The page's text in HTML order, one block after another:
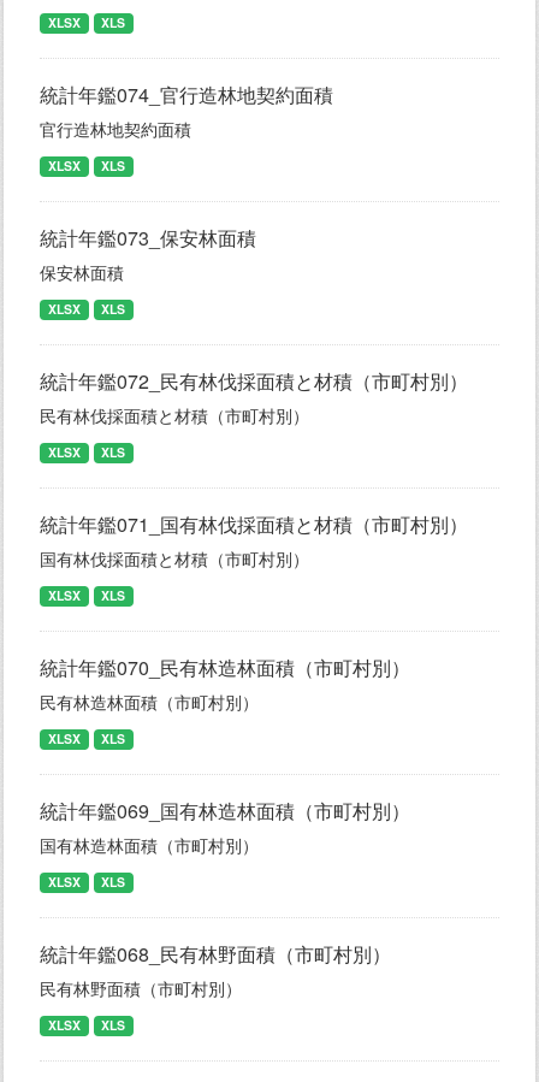
XLSX XLS
統計年鑑074_官行造林地契約面積
官行造林地契約面積
XLSX XLS
統計年鑑073_保安林面積
保安林面積
XLSX XLS
統計年鑑072_民有林伐採面積と材積（市町村別）
民有林伐採面積と材積（市町村別）
XLSX XLS
統計年鑑071_国有林伐採面積と材積（市町村別）
国有林伐採面積と材積（市町村別）
XLSX XLS
統計年鑑070_民有林造林面積（市町村別）
民有林造林面積（市町村別）
XLSX XLS
統計年鑑069_国有林造林面積（市町村別）
国有林造林面積（市町村別）
XLSX XLS
統計年鑑068_民有林野面積（市町村別）
民有林野面積（市町村別）
XLSX XLS